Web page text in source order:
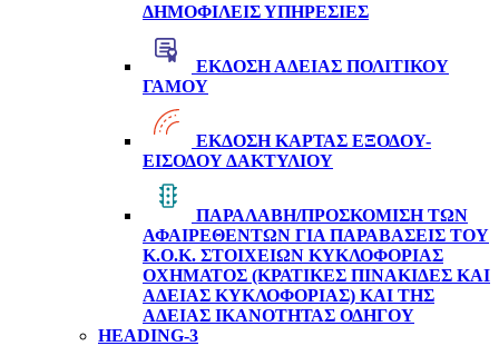
ΔΗΜΟΦΙΛΕΊΣ ΥΠΗΡΕΣΊΕΣ
ΈΚΔΟΣΗ ΆΔΕΙΑΣ ΠΟΛΙΤΙΚΟΎ
ΓΆΜΟΥ
ΈΚΔΟΣΗ ΚΆΡΤΑΣ ΕΞΌΔΟΥ-
ΕΙΣΌΔΟΥ ΔΑΚΤΥΛΊΟΥ
ΠΑΡΑΛΑΒΉ/ΠΡΟΣΚΌΜΙΣΗ ΤΩΝ
ΑΦΑΙΡΕΘΈΝΤΩΝ ΓΙΑ ΠΑΡΑΒΆΣΕΙΣ ΤΟΥ
Κ.Ο.Κ. ΣΤΟΙΧΕΊΩΝ ΚΥΚΛΟΦΟΡΊΑΣ
ΟΧΉΜΑΤΟΣ (ΚΡΑΤΙΚΈΣ ΠΙΝΑΚΊΔΕΣ ΚΑΙ
ΆΔΕΙΑΣ ΚΥΚΛΟΦΟΡΊΑΣ) ΚΑΙ ΤΗΣ
ΆΔΕΙΑΣ ΙΚΑΝΌΤΗΤΑΣ ΟΔΗΓΟΎ
HEADING-3